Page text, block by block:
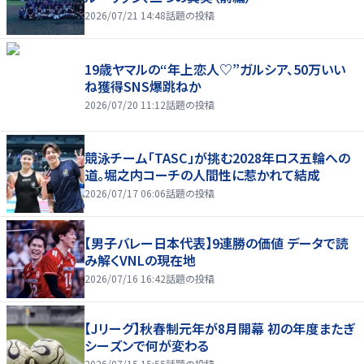
2026/07/21 14:48話題の投稿
19歳ヤマルの“年上恋人♡”ガルシア、50万いい
ね獲得SNS爆跳ねか
2026/07/20 11:12話題の投稿
競泳チーム「TASC」が挑む2028年ロス五輪への
道。堀之内コーチの人間性に惹かれて結成
2026/07/17 06:06話題の投稿
【男子バレー日本代表】9連勝の価値 データで読
み解くVNLの現在地
2026/07/16 16:42話題の投稿
【Jリーグ】秋春制元年が8月開幕 初の年度またぎ
シーズンで何が変わる